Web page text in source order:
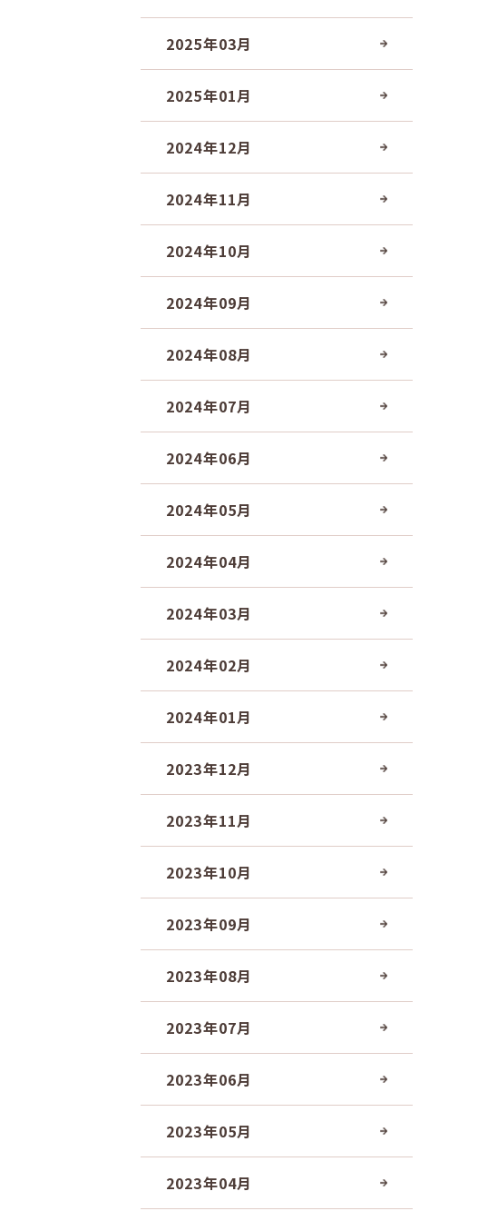
2025年03月
2025年01月
2024年12月
2024年11月
2024年10月
2024年09月
2024年08月
2024年07月
2024年06月
2024年05月
2024年04月
2024年03月
2024年02月
2024年01月
2023年12月
2023年11月
2023年10月
2023年09月
2023年08月
2023年07月
2023年06月
2023年05月
2023年04月